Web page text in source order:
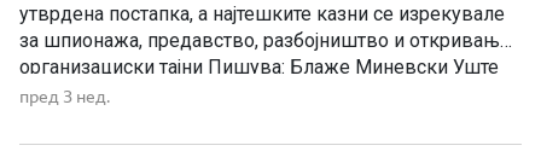
утврдена постапка, а најтешките казни се изрекувале
за шпионажа, предавство, разбојништво и откривање
организациски тајни Пишува: Блаже Миневски Уште
во Уставот на Кресненското, односно Македонското
за кого ќе се утврди дека е шпион ќе биде казнет со
пред 3 нед.